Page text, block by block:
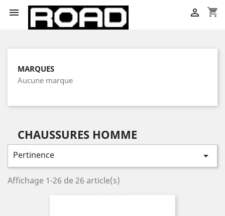
 shopping_cart

MARQUES
Aucune marque
CHAUSSURES HOMME
Pertinence 
Affichage 1-26 de 26 article(s)